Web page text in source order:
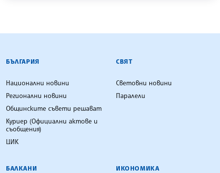
БЪЛГАРСКА ТЕЛЕГРАФНА АГЕНЦИЯ
БЪЛГАРИЯ
Национални новини
Регионални новини
Общинските съвети решават
Куриер (Официални актове и
съобщения)
ЦИК
СВЯТ
Световни новини
Паралели
БАЛКАНИ ИКОНОМИКА